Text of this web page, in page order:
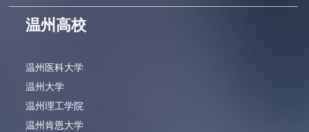
温州高校
温州医科大学
温州大学
温州理工学院
温州肯恩大学